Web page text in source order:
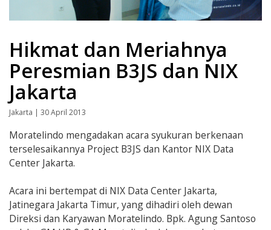
Hikmat dan Meriahnya
Peresmian B3JS dan NIX
Jakarta
Jakarta | 30 April 2013
Moratelindo mengadakan acara syukuran berkenaan
terselesaikannya Project B3JS dan Kantor NIX Data
Center Jakarta.
Acara ini bertempat di NIX Data Center Jakarta,
Jatinegara Jakarta Timur, yang dihadiri oleh dewan
Direksi dan Karyawan Moratelindo. Bpk. Agung Santoso